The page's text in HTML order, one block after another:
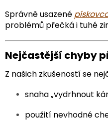
Správně usazené
problémů přečká i tuhé
Nejčastější chyby
Z našich zkušeností se
snaha „vydrhnout
použití nevhodné